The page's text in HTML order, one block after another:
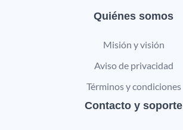
Quiénes somos
Misión y visión
Aviso de privacidad
Términos y condiciones
Contacto y soporte